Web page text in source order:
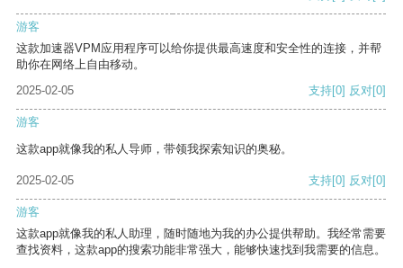
游客
这款加速器VPM应用程序可以给你提供最高速度和安全性的连接，并帮
助你在网络上自由移动。
2025-02-05
支持[0] 反对[0]
游客
这款app就像我的私人导师，带领我探索知识的奥秘。
2025-02-05 支持[0] 反对[0]
游客
这款app就像我的私人助理，随时随地为我的办公提供帮助。我经常需要
查找资料，这款app的搜索功能非常强大，能够快速找到我需要的信息。